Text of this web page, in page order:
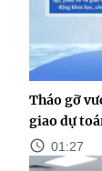
Tháo gỡ
giao dự
01:27